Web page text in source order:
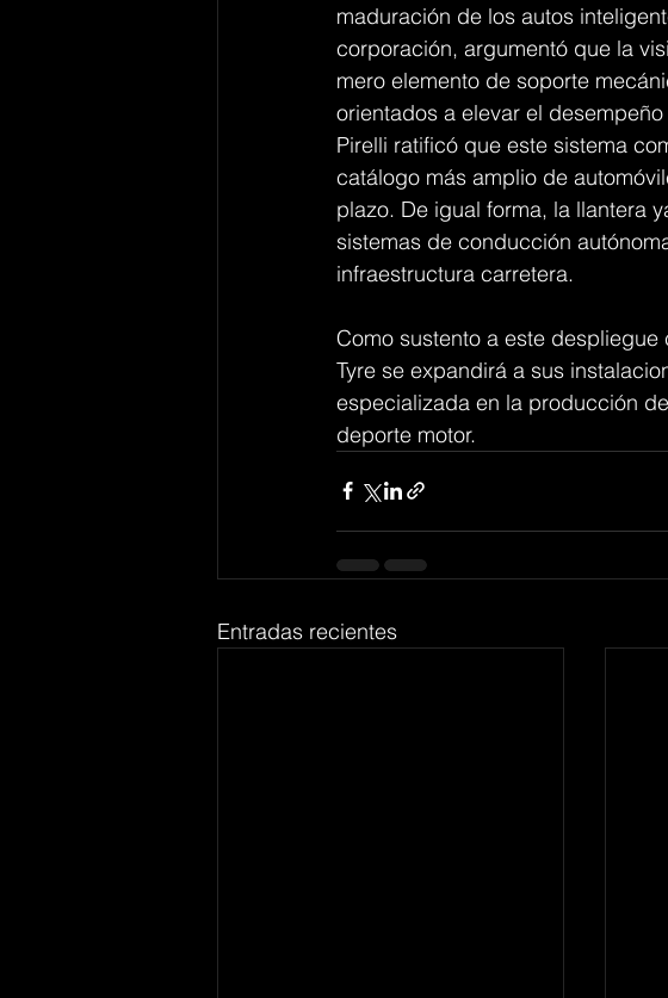
maduración de los autos
corporación, argumentó que la
mero elemento de soporte
orientados a elevar el
Pirelli ratificó que este sistema
catálogo más amplio de
plazo. De igual forma, la llantera
sistemas de conducción
infraestructura carretera.
Como sustento a este
Tyre se expandirá a sus
especializada en la producción
deporte motor.
Entradas recientes